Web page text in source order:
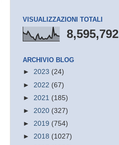
VISUALIZZAZIONI TOTALI
8,595,792
ARCHIVIO BLOG
► 2023 (24)
► 2022 (67)
► 2021 (185)
► 2020 (327)
► 2019 (754)
► 2018 (1027)